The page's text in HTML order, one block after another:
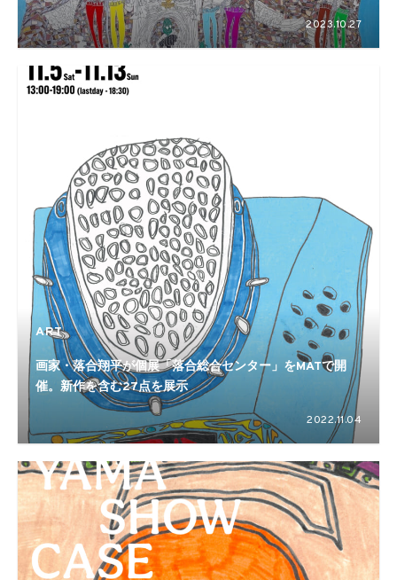
2023.10.27
ART
画家・落合翔平が個展「落合総合センター」をMATで開
催。新作を含む27点を展示
2022.11.04